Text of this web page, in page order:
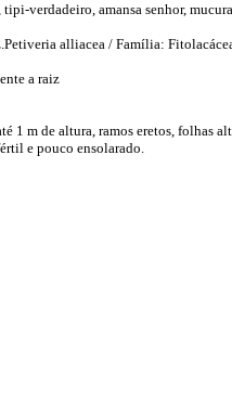
verdadeiro, amansa senhor,
alliacea / Família:
a raiz
1 m de altura, ramos eretos, folhas
e pouco ensolarado.